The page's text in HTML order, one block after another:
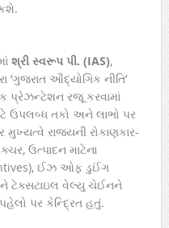
શ્રી સ્વરૂપ પી. (IAS),
‘ગુજરાત ઔદ્યોગિક નીતિ’
પ્રેઝન્ટેશન રજૂ કરવામાં
ઉપલબ્ધ તકો અને લાભો પર
રાજ્યની રોકાણકાર-
ઉત્પાદન માટેના
ઈઝ ઓફ ડુઈંગ
ટેક્સટાઇલ વેલ્યુ ચેઈનને
પર કેન્દ્રિત હતું.